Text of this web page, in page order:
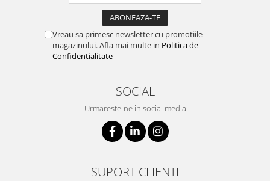
Vreau sa primesc newsletter cu promotiile
magazinului. Afla mai multe in Politica de
Confidentialitate
SOCIAL
Urmareste-ne in social media
SUPORT CLIENTI